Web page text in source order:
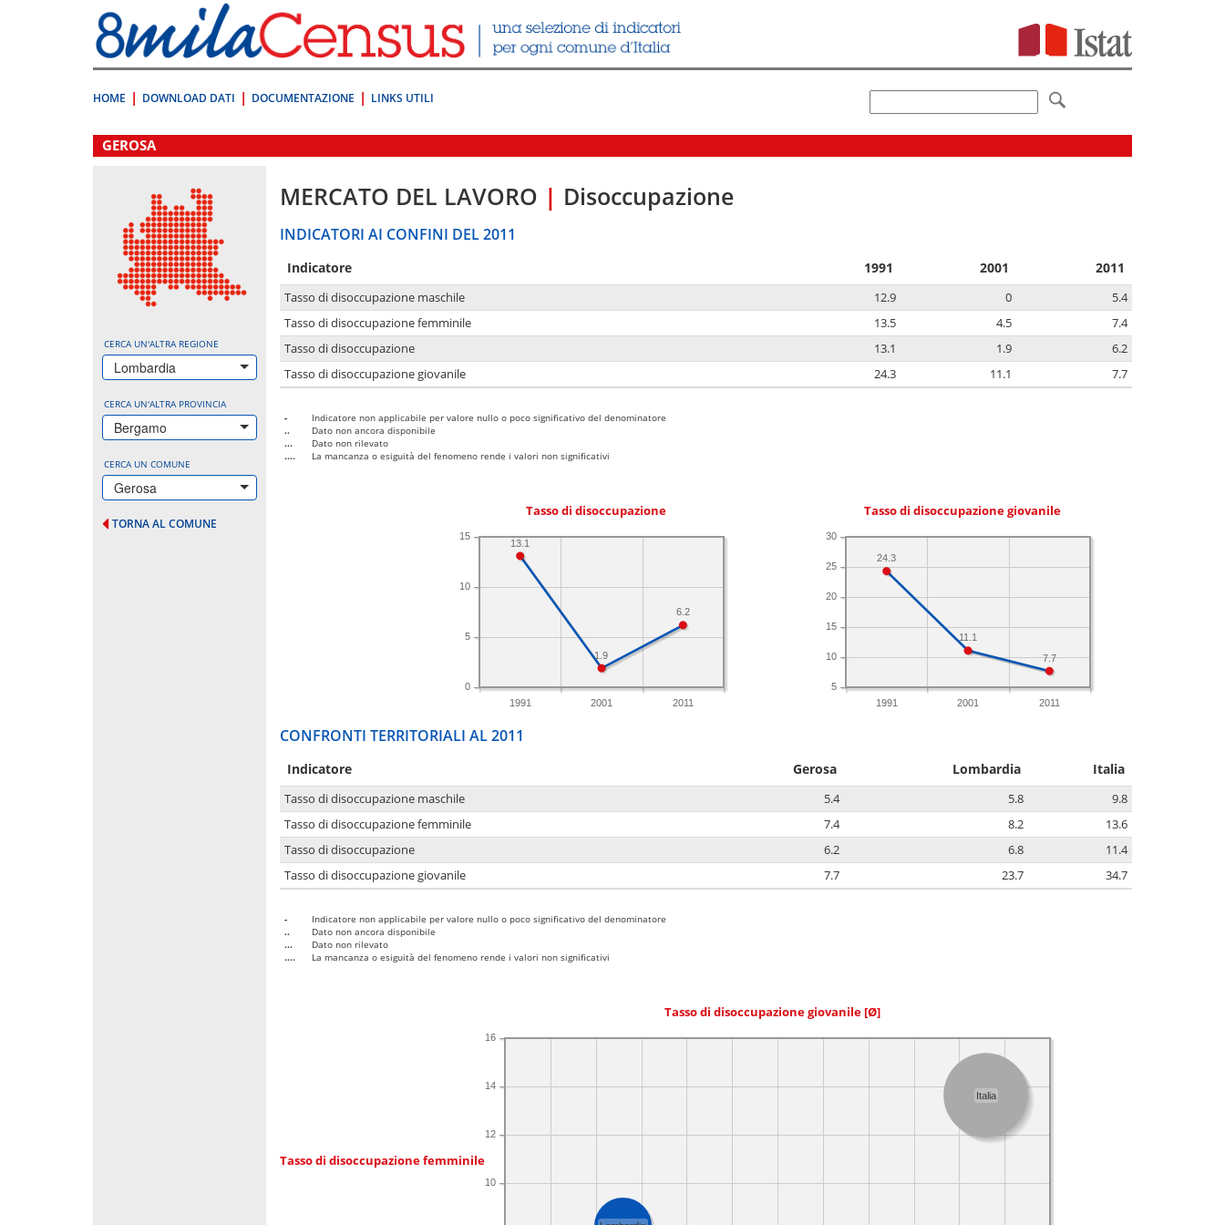
direttamente
a:
Contenuto
HOME DOWNLOAD DATI DOCUMENTAZIONE LINKS UTILI
.
GEROSA
CERCA UN'ALTRA REGIONE
Lombardia
CERCA UN'ALTRA PROVINCIA
Bergamo
CERCA UN COMUNE
Gerosa
TORNA AL COMUNE
MERCATO DEL LAVORO | Disoccupazione
INDICATORI AI CONFINI DEL 2011
Indicatore 1991 2001 2011
Tasso di disoccupazione maschile 12.9 0
5.4
Tasso di disoccupazione femminile
13.5 4.5
7.4
Tasso di disoccupazione
13.1 1.9
6.2
Tasso di disoccupazione giovanile
24.3 11.1 7.7
-
Indicatore non applicabile per valore nullo o poco significativo del denominatore
..
Dato non ancora disponibile
...
Dato non rilevato
....
La mancanza o esiguità del fenomeno rende i valori non significativi
Tasso di disoccupazione
1991 2001 2011
0
5
10
15
6.2
1.9
13.1
Tasso di disoccupazione giovanile
1991 2001 2011
5
10
15
20
25
30
7.7
11.1
24.3
CONFRONTI TERRITORIALI AL 2011
Indicatore Gerosa Lombardia Italia
Tasso di disoccupazione maschile 5.4 5.8
9.8
Tasso di disoccupazione femminile
7.4 8.2
13.6
Tasso di disoccupazione
6.2 6.8
11.4
Tasso di disoccupazione giovanile
7.7 23.7 34.7
-
Indicatore non applicabile per valore nullo o poco significativo del denominatore
..
Dato non ancora disponibile
...
Dato non rilevato
....
La mancanza o esiguità del fenomeno rende i valori non significativi
Tasso di disoccupazione giovanile [Ø]
Tasso di disoccupazione femminile
10
12
14
16
Italia